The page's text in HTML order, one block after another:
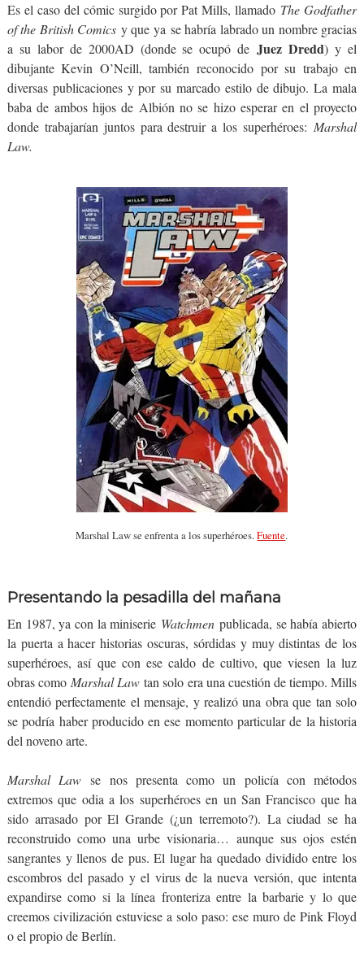
Es el caso del cómic surgido por Pat Mills, llamado The Godfather
of the British Comics y que ya se habría labrado un nombre gracias
a su labor de 2000AD (donde se ocupó deJuez Dredd) y el
dibujante Kevin O’Neill, también reconocido por su trabajo en
diversas publicaciones y por su marcado estilo de dibujo. La mala
baba de ambos hijos de Albión no se hizo esperar en el proyecto
donde trabajarían juntos para destruir a los superhéroes: Marshal
Law.
Marshal Law se enfrenta a los superhéroes.Fuente.
Presentando la pesadilla del mañana
En 1987, ya con la miniserie Watchmen publicada, se había abierto
la puerta a hacer historias oscuras, sórdidas y muy distintas de los
superhéroes, así que con ese caldo de cultivo, que viesen la luz
obras como Marshal Law tan solo era una cuestión de tiempo. Mills
entendió perfectamente el mensaje, y realizó una obra que tan solo
se podría haber producido en ese momento particular de la historia
del noveno arte.
Marshal Law se nos presenta como un policía con métodos
extremos que odia a los superhéroes en un San Francisco que ha
sido arrasado por El Grande (¿un terremoto?). La ciudad se ha
reconstruido como una urbe visionaria… aunque sus ojos estén
sangrantes y llenos de pus. El lugar ha quedado dividido entre los
escombros del pasado y el virus de la nueva versión, que intenta
expandirse como si la línea fronteriza entre la barbarie y lo que
creemos civilización estuviese a solo paso: ese muro de Pink Floyd
o el propio de Berlín.